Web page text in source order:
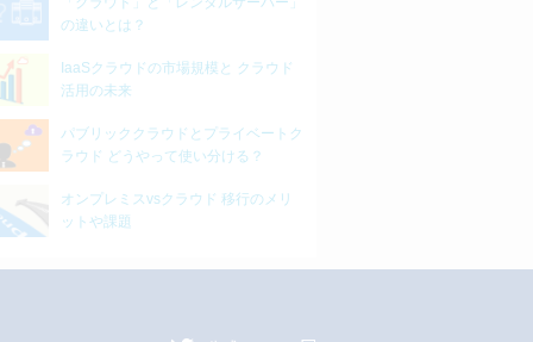
の違いとは？
IaaSクラウドの市場規模と クラウド
活用の未来
パブリッククラウドとプライベートク
ラウド どうやって使い分ける？
オンプレミスvsクラウド 移行のメリ
ットや課題